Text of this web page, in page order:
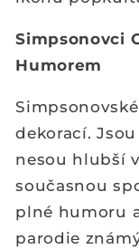
Simpsonovci
Humorem
dekorací.
nesou hlubší
současnou
plné humoru
parodie